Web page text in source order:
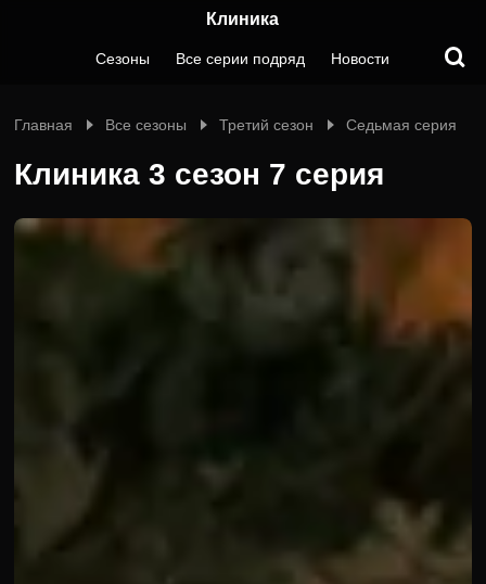
Клиника
Сезоны Все серии подряд Новости
Главная Все сезоны Третий сезон Седьмая серия
Клиника 3 сезон 7 серия